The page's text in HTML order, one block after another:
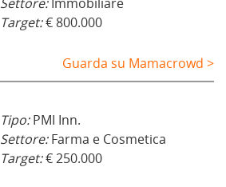
Target:€ 800.000
Guarda su Mamacrowd >
Tipo:PMI Inn.
Settore:Farma e Cosmetica
Target:€ 250.000